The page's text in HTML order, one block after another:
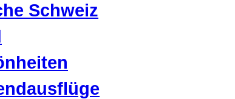
Schweiz